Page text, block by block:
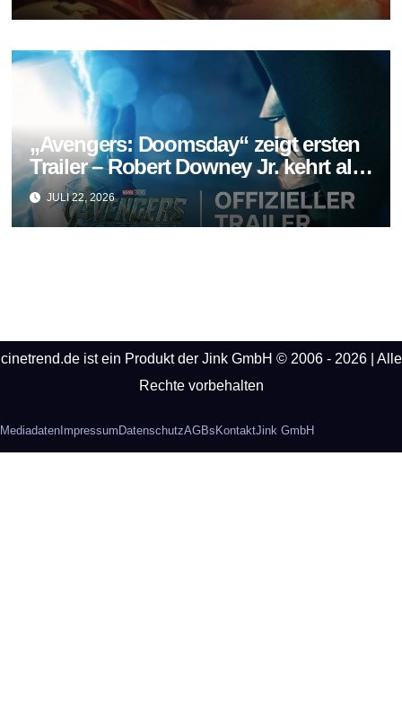
„Avengers: Doomsday“ zeigt ersten
Trailer – Robert Downey Jr. kehrt als
Doctor Doom zurück
JULI 22, 2026
cinetrend.de ist ein Produkt der Jink GmbH © 2006 - 2026 | Alle
Rechte vorbehalten
Mediadaten Impressum DatenschutzAGBs KontaktJink GmbH